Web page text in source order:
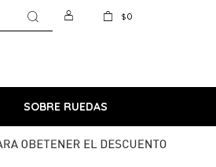
SOBRE RUEDAS
$0